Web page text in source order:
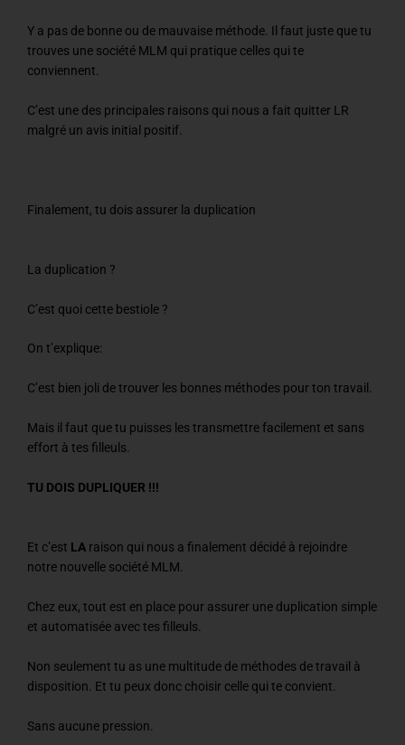
Y a pas de bonne ou de mauvaise méthode. Il faut juste que tu
trouves une société MLM qui pratique celles qui te
conviennent.
C’est une des principales raisons qui nous a fait quitter LR
malgré un avis initial positif.
Finalement, tu dois assurer la duplication
La duplication ?
C’est quoi cette bestiole ?
On t’explique:
C’est bien joli de trouver les bonnes méthodes pour ton travail.
Mais il faut que tu puisses les transmettre facilement et sans
effort à tes filleuls.
TU DOIS DUPLIQUER !!!
Et c’est LA raison qui nous a finalement décidé à rejoindre
notre nouvelle société MLM.
Chez eux, tout est en place pour assurer une duplication simple
et automatisée avec tes filleuls.
Non seulement tu as une multitude de méthodes de travail à
disposition. Et tu peux donc choisir celle qui te convient.
Sans aucune pression.